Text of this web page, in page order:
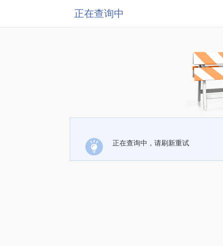
正在查询中
正在查询中，请刷新重试